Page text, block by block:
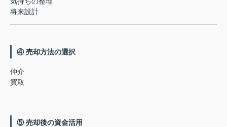
将来設計
④ 売却方法の選択
仲介
買取
⑤ 売却後の資金活用